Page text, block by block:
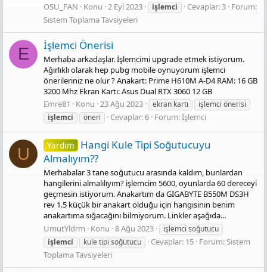
OSU_FAN
Konu 2 Eyl 2023 i̇şlemci̇ Cevaplar: 3 Forum:
Sistem Toplama Tavsiyeleri
E İşlemci Önerisi
Merhaba arkadaşlar. İşlemcimi upgrade etmek istiyorum.
Ağırlıklı olarak hep pubg mobile oynuyorum işlemci
önerileriniz ne olur ? Anakart: Prime H610M A-D4 RAM: 16 GB
3200 Mhz Ekran Kartı: Asus Dual RTX 3060 12 GB
Emre81
Konu 23 Ağu 2023 ekran kartı
işlemci önerisi
i̇şlemci̇
öneri Cevaplar: 6 Forum:İşlemci
U Yardım
Hangi Kule Tipi Soğutucuyu
Almalıyım??
Merhabalar 3 tane soğutucu arasında kaldım, bunlardan
hangilerini almalılıyım? işlemcim 5600, oyunlarda 60 dereceyi
geçmesin istiyorum. Anakartım da GIGABYTE B550M DS3H
rev 1.5 küçük bir anakart olduğu için hangisinin benim
anakartıma sığacağını bilmiyorum. Linkler aşağıda...
UmutYldrm
Konu 8 Ağu 2023
işlemci soğutucu
i̇şlemci̇
kule tipi soğutucu Cevaplar: 15 Forum: Sistem
Toplama Tavsiyeleri